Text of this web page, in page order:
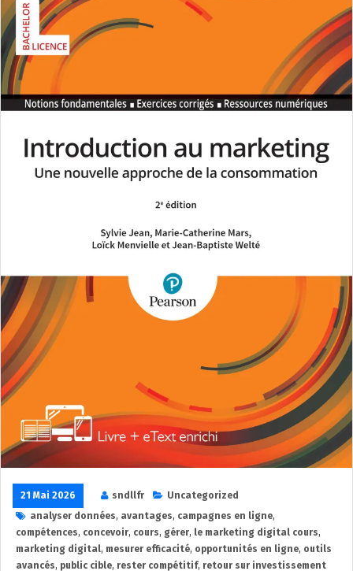
21 Mai 2026 sndllfr
Uncategorized
analyser données, avantages, campagnes en ligne,
compétences, concevoir, cours, gérer, le marketing digital cours,
marketing digital, mesurer efficacité, opportunités en ligne, outils
avancés, public cible, rester compétitif, retour sur investissement